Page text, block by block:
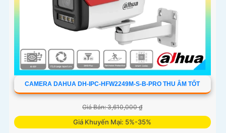
CAMERA DAHUA DH-IPC-HFW2249M-S-B-PRO THU ÂM TỐT
Giá Bán: 3,610,000 ₫
Giá Khuyến Mại: 5%-35%